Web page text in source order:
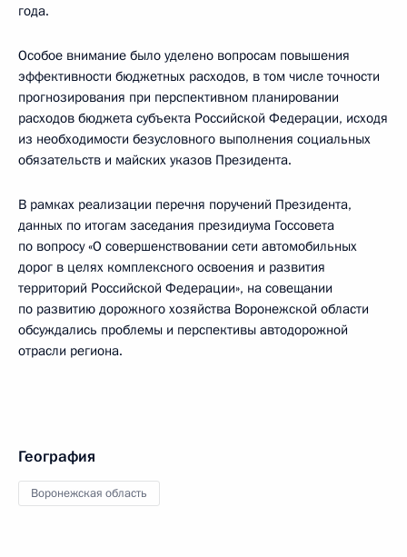
года.
Особое внимание было уделено вопросам повышения
эффективности бюджетных расходов, в том числе точности
прогнозирования при перспективном планировании
расходов бюджета субъекта Российской Федерации, исходя
из необходимости безусловного выполнения социальных
обязательств и майских указов Президента.
В рамках реализации перечня поручений Президента,
данных по итогам заседания президиума Госсовета
по вопросу «О совершенствовании сети автомобильных
дорог в целях комплексного освоения и развития
территорий Российской Федерации», на совещании
по развитию дорожного хозяйства Воронежской области
обсуждались проблемы и перспективы автодорожной
отрасли региона.
География
Воронежская область